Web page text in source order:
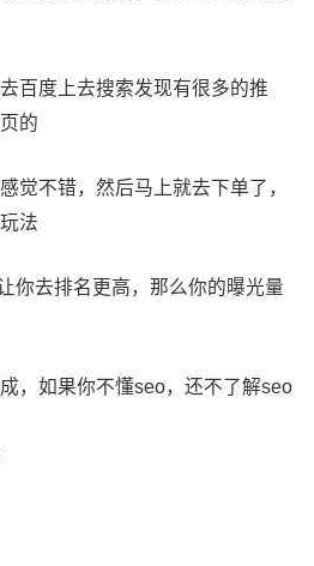
百度上去搜索发现有很多的推
的
觉不错，然后马上就去下单了，
法
你去排名更高，那么你的曝光量
，如果你不懂seo，还不了解seo